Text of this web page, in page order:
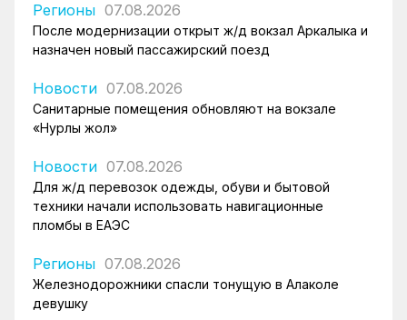
Регионы 07.08.2026
После модернизации открыт ж/д вокзал Аркалыка и
назначен новый пассажирский поезд
Новости 07.08.2026
Санитарные помещения обновляют на вокзале
«Нурлы жол»
Новости 07.08.2026
Для ж/д перевозок одежды, обуви и бытовой
техники начали использовать навигационные
пломбы в ЕАЭС
Регионы 07.08.2026
Железнодорожники спасли тонущую в Алаколе
девушку